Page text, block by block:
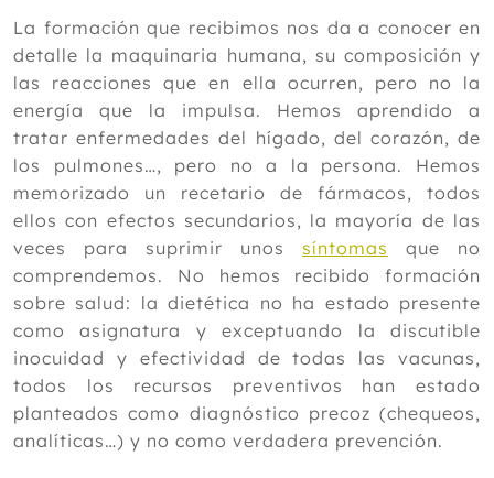
2017
2016
2015
2014
2013
2012
La formación que recibimos nos da a conocer en
detalle la maquinaria humana, su composición y
las reacciones que en ella ocurren, pero no la
energía que la impulsa. Hemos aprendido a
tratar enfermedades del hígado, del corazón, de
los pulmones…, pero no a la persona. Hemos
memorizado un recetario de fármacos, todos
ellos con efectos secundarios, la mayoría de las
veces para suprimir unos síntomas que no
comprendemos. No hemos recibido formación
sobre salud: la dietética no ha estado presente
como asignatura y exceptuando la discutible
inocuidad y efectividad de todas las vacunas,
todos los recursos preventivos han estado
planteados como diagnóstico precoz (chequeos,
analíticas…) y no como verdadera prevención.